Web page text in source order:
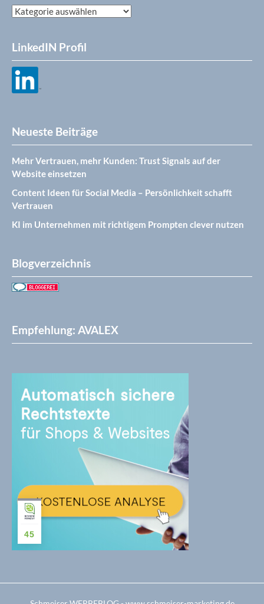
Kategorien
LinkedIN Profil
Neueste Beiträge
Mehr Vertrauen, mehr Kunden: Trust Signals auf der
Website einsetzen
Content Ideen für Social Media – Persönlichkeit schafft
Vertrauen
KI im Unternehmen mit richtigem Prompten clever nutzen
Blogverzeichnis
Empfehlung: AVALEX
45